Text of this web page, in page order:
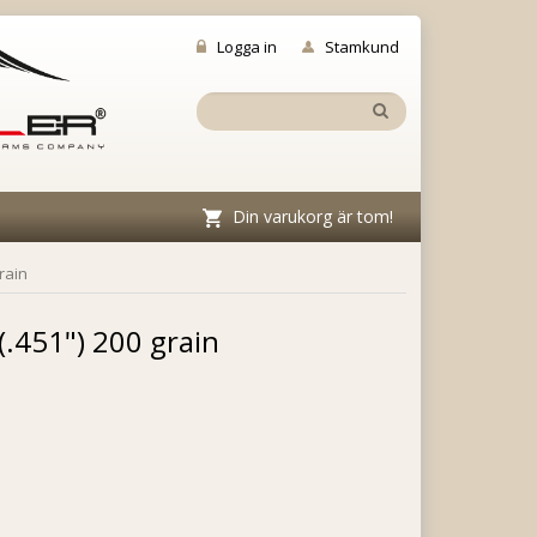
Logga in Stamkund
Din varukorg är tom!
200 grain